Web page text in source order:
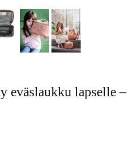
eväslaukku lapselle –